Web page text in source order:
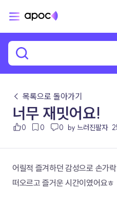
← 목록으로 돌아가기
너무 재밋어요!
0 0 0 by 느러진팔자
어릴적 즐겨하던 감성으로 손가
떠오르고 즐거운 시간이였어요ㅎ